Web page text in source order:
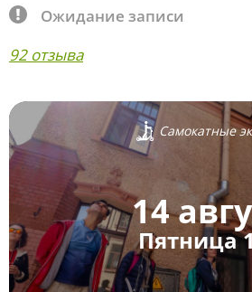
Ожидание записи
92 отзыва
Самокатные
14
Пятница